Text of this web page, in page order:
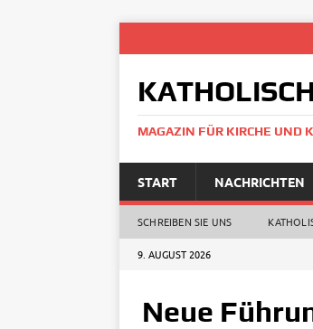
MAGAZIN FÜR KIRCHE UND
START NACHRICHTEN
SCHREIBEN SIE UNS
9. AUGUST 2026
Neue